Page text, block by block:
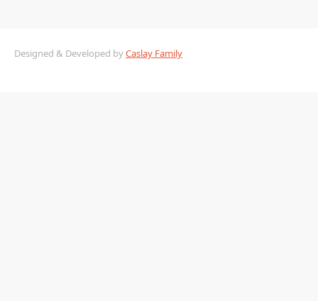
Designed & Developed byCaslay Family